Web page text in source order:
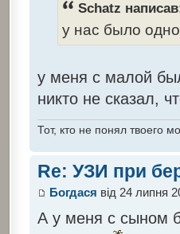
Schatz
у нас было
у меня с малой
никто не сказал,
Тот, кто не понял твоего
Re: УЗИ при
Богдася від 24 липня
А у меня с сыном